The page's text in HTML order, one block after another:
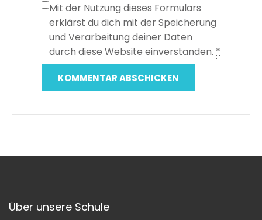
Mit der Nutzung dieses Formulars
erklärst du dich mit der Speicherung
und Verarbeitung deiner Daten
durch diese Website einverstanden. *
Über unsere Schule